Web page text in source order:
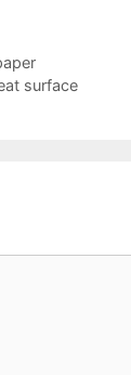
surface